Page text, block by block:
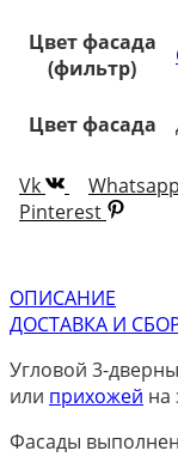
Цвет фасада
(фильтр)
Цвет фасада
Vk
Whatsapp
Pinterest
ОПИСАНИЕ
ДОСТАВКА И
Угловой 3-
или прихожей на
Фасады